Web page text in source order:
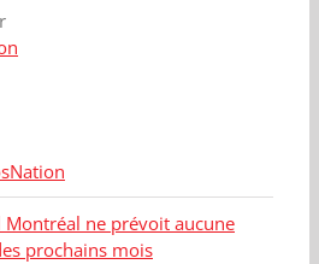
Montréal ne prévoit aucune
prochains mois